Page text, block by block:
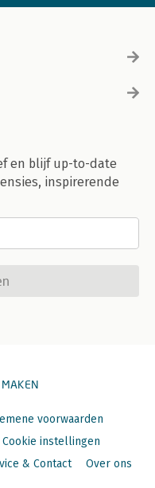
en blijf up-to-date
inspirerende
voorwaarden
Cookie instellingen
& Contact Over ons